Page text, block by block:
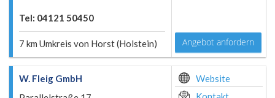
Tel: 04121 50450
7 km Umkreis von Horst (Holstein) Angebot anfordern
W. Fleig GmbH
Website